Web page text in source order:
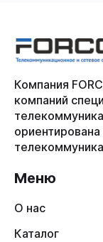
Компания
компаний
Меню
О нас
Каталог